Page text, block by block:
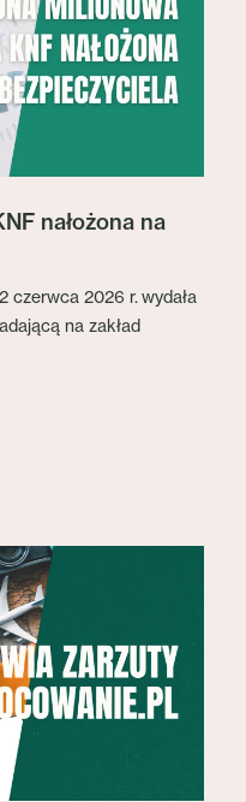
nałożona na
czerwca 2026 r. wydała
na zakład